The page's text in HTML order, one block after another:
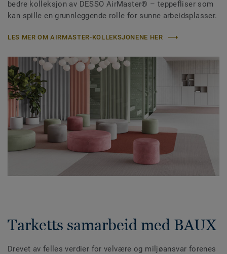
bedre kolleksjon av DESSO AirMaster® – teppefliser som
kan spille en grunnleggende rolle for sunne arbeidsplasser.
LES MER OM AIRMASTER-KOLLEKSJONENE HER
Tarketts samarbeid med BAUX
Drevet av felles verdier for velvære og miljøansvar forenes